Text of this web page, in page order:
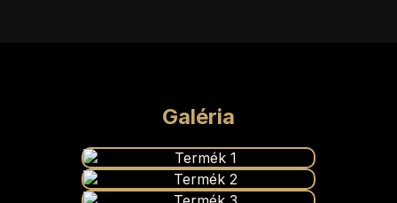
Galéria